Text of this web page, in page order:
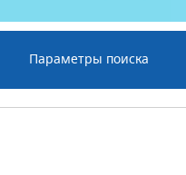
Параметры поиска